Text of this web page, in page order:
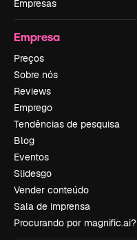
Empresas
Empresa
Preços
Sobre nós
Reviews
Emprego
Tendências de pesquisa
Blog
Eventos
Slidesgo
Vender conteúdo
Sala de imprensa
Procurando por magnific.ai?